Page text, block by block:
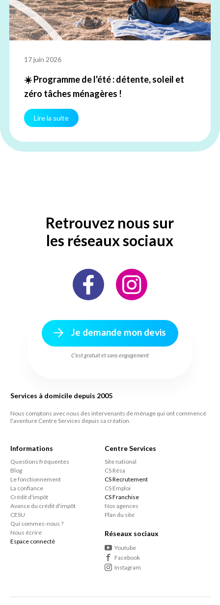
17 juin 2026
☀️ Programme de l'été : détente, soleil et
zéro tâches ménagères !
Lire la suite
Retrouvez nous sur
les réseaux sociaux
Je demande mon devis
C'est gratuit et sans engagement
Services à domicile depuis 2005
Nous comptons avec nous des intervenants de ménage qui ont commencé
l'aventure Centre Services depuis sa création.
Informations
Questions fréquentes
Blog
Le fonctionnement
La confiance
Crédit d'impôt
Avance du crédit d'impôt
CESU
Qui sommes-nous ?
Nous écrire
Espace connecté
Centre Services
Site national
CS Résa
CS Recrutement
CS Emploi
CS Franchise
Nos agences
Plan du site
Réseaux sociaux
Youtube
Facebook
Instagram